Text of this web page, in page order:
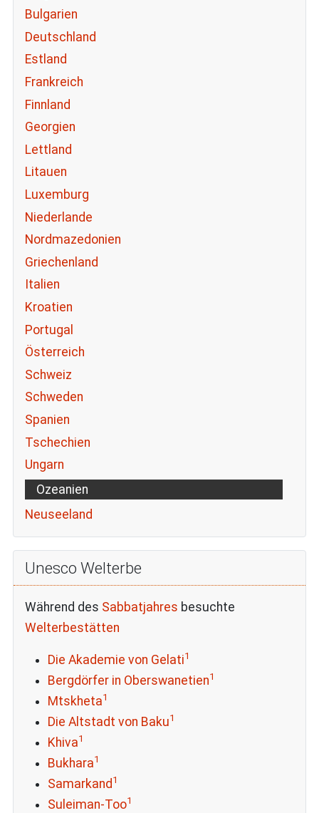
Bulgarien
Deutschland
Estland
Frankreich
Finnland
Georgien
Lettland
Litauen
Luxemburg
Niederlande
Nordmazedonien
Griechenland
Italien
Kroatien
Portugal
Österreich
Schweiz
Schweden
Spanien
Tschechien
Ungarn
Ozeanien
Neuseeland
Unesco Welterbe
Während des Sabbatjahres besuchte
Welterbestätten
Die Akademie von Gelati1
Bergdörfer in Oberswanetien1
Mtskheta1
Die Altstadt von Baku1
Khiva1
Bukhara1
Samarkand 1
Suleiman-Too1